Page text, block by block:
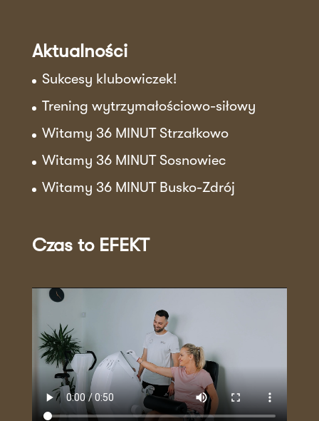
Aktualności
Sukcesy klubowiczek!
Trening wytrzymałościowo-siłowy
Witamy 36 MINUT Strzałkowo
Witamy 36 MINUT Sosnowiec
Witamy 36 MINUT Busko-Zdrój
Czas to EFEKT